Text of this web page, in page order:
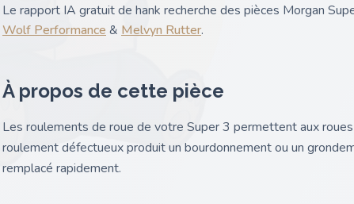
Le rapport IA gratuit de hank recherche des pièces Morgan
Wolf Performance & Melvyn Rutter.
À propos de cette pièce
Les roulements de roue de votre Super 3 permettent aux
roulement défectueux produit un bourdonnement ou un
remplacé rapidement.